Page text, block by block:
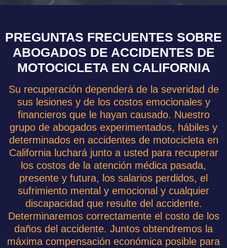
PREGUNTAS FRECUENTES SOBRE
ABOGADOS DE ACCIDENTES DE
MOTOCICLETA EN CALIFORNIA
Su recuperación dependerá de la severidad de
sus lesiones y de los costos emocionales y
financieros que le hayan causado. Nuestro
grupo de abogados experimentados, hábiles y
determinados en accidentes de motocicleta en
California luchará junto a usted para recuperar
los costos de la atención médica pasada,
presente y futura, los salarios perdidos, el
sufrimiento mental y emocional y cualquier
discapacidad que resulte del accidente.
Determinaremos correctamente el costo de los
daños del accidente. Juntos obtendremos la
máxima compensación económica posible para